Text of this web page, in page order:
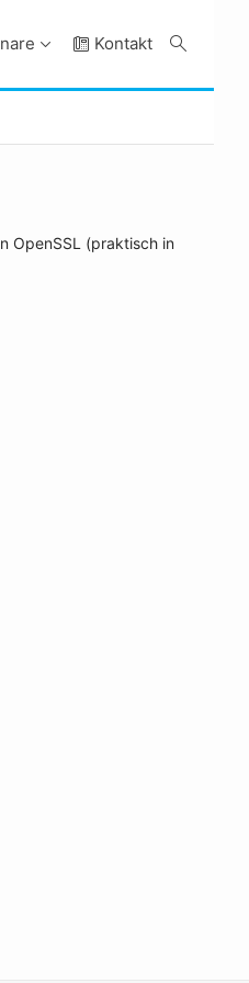
Kontakt
OpenSSL (praktisch in